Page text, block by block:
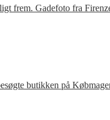
frem. Gadefoto fra
butikken på